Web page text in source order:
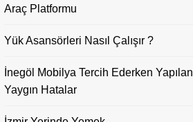
Araç Platformu
Yük Asansörleri Nasıl Çalışır ?
İnegöl Mobilya Tercih Ederken Yapılan
Yaygın Hatalar